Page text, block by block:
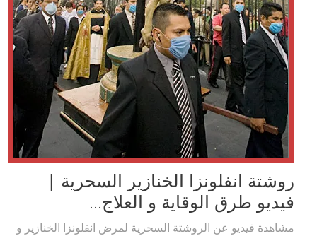
روشتة انفلونزا الخنازير السحرية |
فيديو طرق الوقاية و العلاج...
مشاهدة فيديو عن الروشتة السحرية لمرض انفلونزا الخنازير و